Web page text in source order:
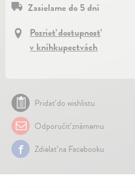
Zasielame do 5 dní
Pozrieť dostupnosť
v kníhkupectvách
Pridať do wishlistu
Odporučiť známemu
Zdielať na Facebooku